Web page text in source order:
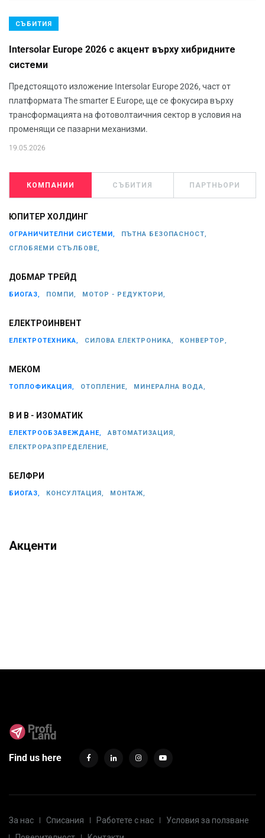
СЪБИТИЯ
Intersolar Europe 2026 с акцент върху хибридните
системи
Предстоящото изложение Intersolar Europe 2026, част от
платформата The smarter E Europe, ще се фокусира върху
трансформацията на фотоволтаичния сектор в условия на
променящи се пазарни механизми.
19.05.2026
КОМПАНИИ СЪБИТИЯ ПАРТНЬОРИ
ЮПИТЕР ХОЛДИНГ
ОГРАНИЧИТЕЛНИ СИСТЕМИ,
ПЪТНА БЕЗОПАСНОСТ,
СГЛОБЯЕМИ СТЪЛБОВЕ,
ДОБМАР ТРЕЙД
БИОГАЗ, ПОМПИ, МОТОР - РЕДУКТОРИ,
ЕЛЕКТРОИНВЕНТ
ЕЛЕКТРОТЕХНИКА, СИЛОВА ЕЛЕКТРОНИКА, КОНВЕРТОР,
МЕКОМ
ТОПЛОФИКАЦИЯ, ОТОПЛЕНИЕ, МИНЕРАЛНА ВОДА,
В И В - ИЗОМАТИК
ЕЛЕКТРООБЗАВЕЖДАНЕ,
АВТОМАТИЗАЦИЯ,
ЕЛЕКТРОРАЗПРЕДЕЛЕНИЕ,
БЕЛФРИ
БИОГАЗ, КОНСУЛТАЦИЯ, МОНТАЖ,
Акценти
Find us here
За нас Списания Работете с нас
Условия за ползване